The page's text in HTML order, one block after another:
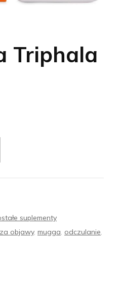
Triphala
suplementy
objawy, mugga, odczulanie,